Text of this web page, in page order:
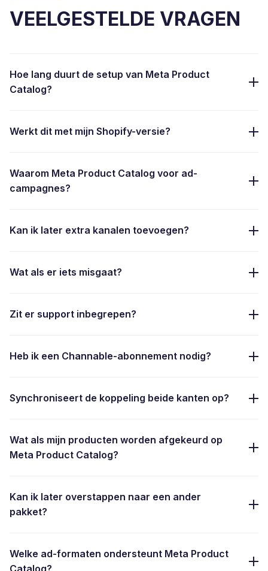
VEELGESTELDE VRAGEN
Hoe lang duurt de setup van Meta Product
Catalog?
Werkt dit met mijn Shopify-versie?
Waarom Meta Product Catalog voor ad-
campagnes?
Kan ik later extra kanalen toevoegen?
Wat als er iets misgaat?
Zit er support inbegrepen?
Heb ik een Channable-abonnement nodig?
Synchroniseert de koppeling beide kanten op?
Wat als mijn producten worden afgekeurd op
Meta Product Catalog?
Kan ik later overstappen naar een ander
pakket?
Welke ad-formaten ondersteunt Meta Product